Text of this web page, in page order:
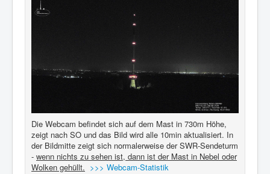
Die Webcam befindet sich auf dem Mast in 730m Höhe,
zeigt nach SO und das Bild wird alle 10min aktualisiert. In
der Bildmitte zeigt sich normalerweise der SWR-Sendeturm
- wenn nichts zu sehen ist, dann ist der Mast in Nebel oder
Wolken gehüllt. >>> Webcam-Statistik